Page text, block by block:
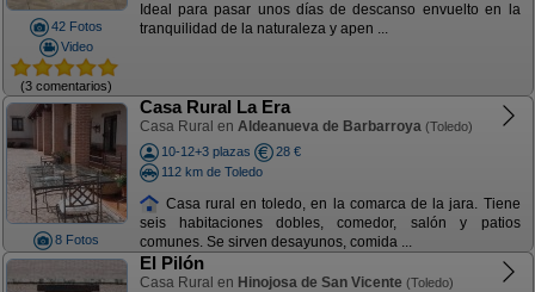
42 Fotos
Video
(3 comentarios)
Ideal para pasar unos días de descanso envuelto en la
tranquilidad de la naturaleza y apen ...
8 Fotos
Casa Rural La Era
Casa Rural en Aldeanueva de Barbarroya (Toledo)
10-12+3 plazas
28 €
112 km de Toledo
Casa rural en toledo, en la comarca de la jara. Tiene
seis habitaciones dobles, comedor, salón y patios
comunes. Se sirven desayunos, comida ...
El Pilón
Casa Rural en Hinojosa de San Vicente (Toledo)